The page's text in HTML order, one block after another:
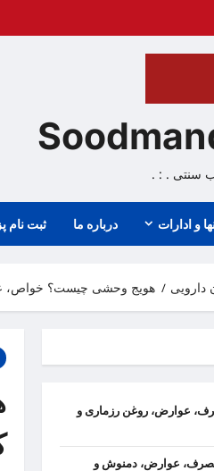
سنتی . : .
و ادارات درباره ما ثبت نام
هویج وحشی چیست؟ خواص،
عوارض، روغن رزماری و
عوارض، دمنوش و